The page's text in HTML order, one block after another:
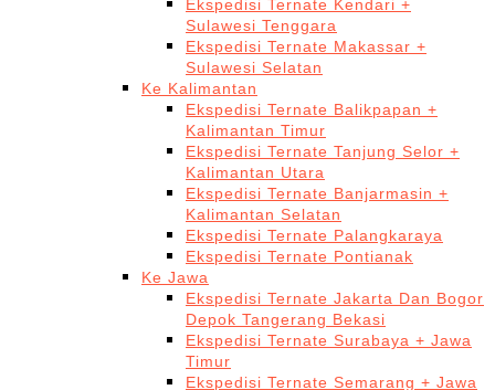
Ekspedisi Ternate Kendari +
Sulawesi Tenggara
Ekspedisi Ternate Makassar +
Sulawesi Selatan
Ke Kalimantan
Ekspedisi Ternate Balikpapan +
Kalimantan Timur
Ekspedisi Ternate Tanjung Selor +
Kalimantan Utara
Ekspedisi Ternate Banjarmasin +
Kalimantan Selatan
Ekspedisi Ternate Palangkaraya
Ekspedisi Ternate Pontianak
Ke Jawa
Ekspedisi Ternate Jakarta Dan Bogor
Depok Tangerang Bekasi
Ekspedisi Ternate Surabaya + Jawa
Timur
Ekspedisi Ternate Semarang + Jawa